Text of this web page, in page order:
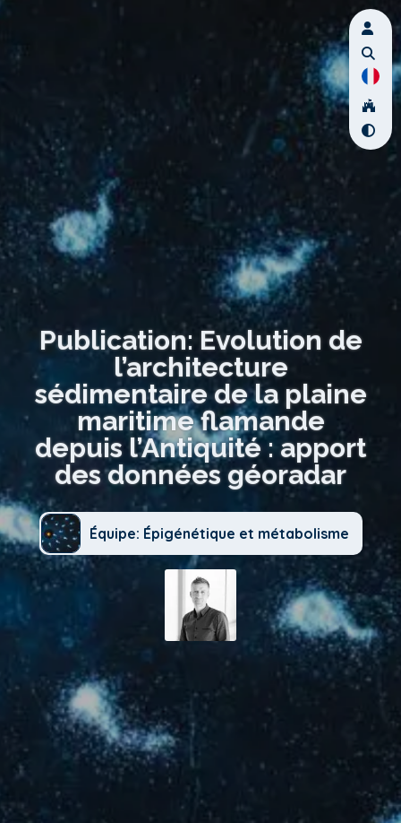
Publication: Evolution de
l’architecture
sédimentaire de la plaine
maritime flamande
depuis l’Antiquité : apport
des données géoradar
Équipe: Épigénétique et métabolisme